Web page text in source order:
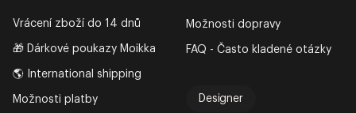
Vrácení zboží do 14 dnů
🎁 Dárkové poukazy Moikka
🌎 International shipping
Možnosti platby
Možnosti dopravy
FAQ - Často kladené otázky
Designer